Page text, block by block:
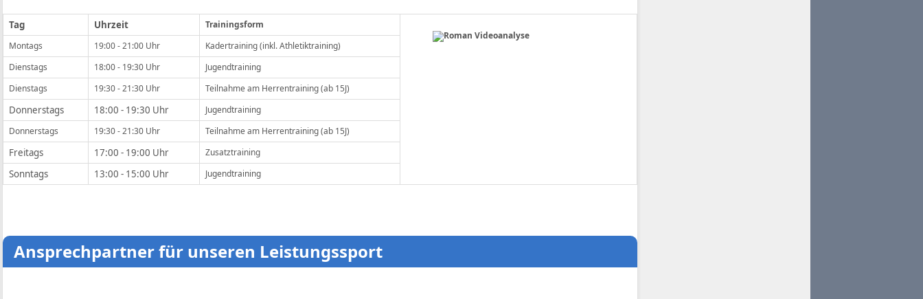
Tag Uhrzeit
Trainingsform
Montags
19:00 - 21:00 Uhr
Kadertraining (inkl. Athletiktraining)
Dienstags
18:00 - 19:30 Uhr
Jugendtraining
Dienstags
19:30 - 21:30 Uhr Teilnahme am Herrentraining (ab 15J)
Donnerstags 18:00 - 19:30 Uhr
Jugendtraining
Donnerstags
19:30 - 21:30 Uhr Teilnahme am Herrentraining (ab 15J)
Freitags 17:00 - 19:00 Uhr Zusatztraining
Sonntags 13:00 - 15:00 Uhr Jugendtraining
Ansprechpartner für unseren Leistungssport